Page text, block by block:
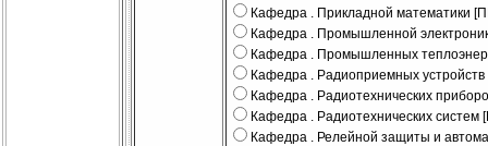
Кафедра . Прикладной математики
Кафедра . Промышленной
Кафедра . Промышленных
Кафедра . Радиоприемных
Кафедра . Радиотехнических
Кафедра . Радиотехнических систем
Кафедра . Релейной защиты и